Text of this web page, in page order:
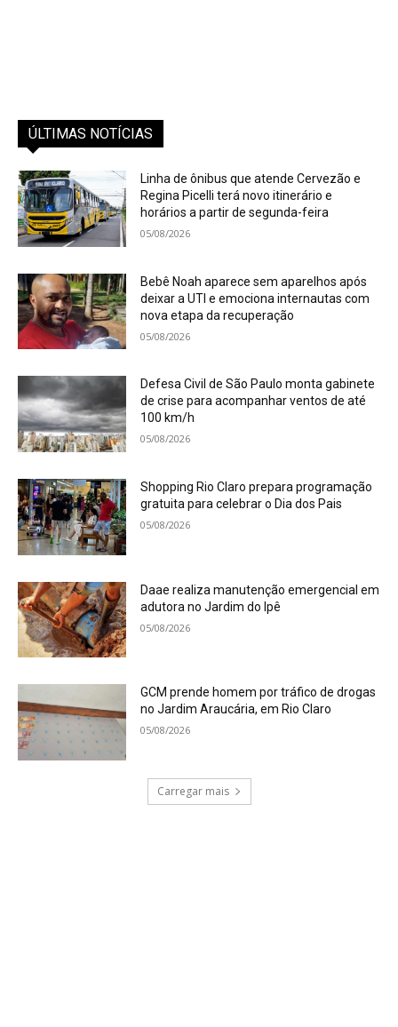
ÚLTIMAS NOTÍCIAS
Linha de ônibus que atende Cervezão e
Regina Picelli terá novo itinerário e
horários a partir de segunda-feira
05/08/2026
Bebê Noah aparece sem aparelhos após
deixar a UTI e emociona internautas com
nova etapa da recuperação
05/08/2026
Defesa Civil de São Paulo monta gabinete
de crise para acompanhar ventos de até
100 km/h
05/08/2026
Shopping Rio Claro prepara programação
gratuita para celebrar o Dia dos Pais
05/08/2026
Daae realiza manutenção emergencial em
adutora no Jardim do Ipê
05/08/2026
GCM prende homem por tráfico de drogas
no Jardim Araucária, em Rio Claro
05/08/2026
Carregar mais